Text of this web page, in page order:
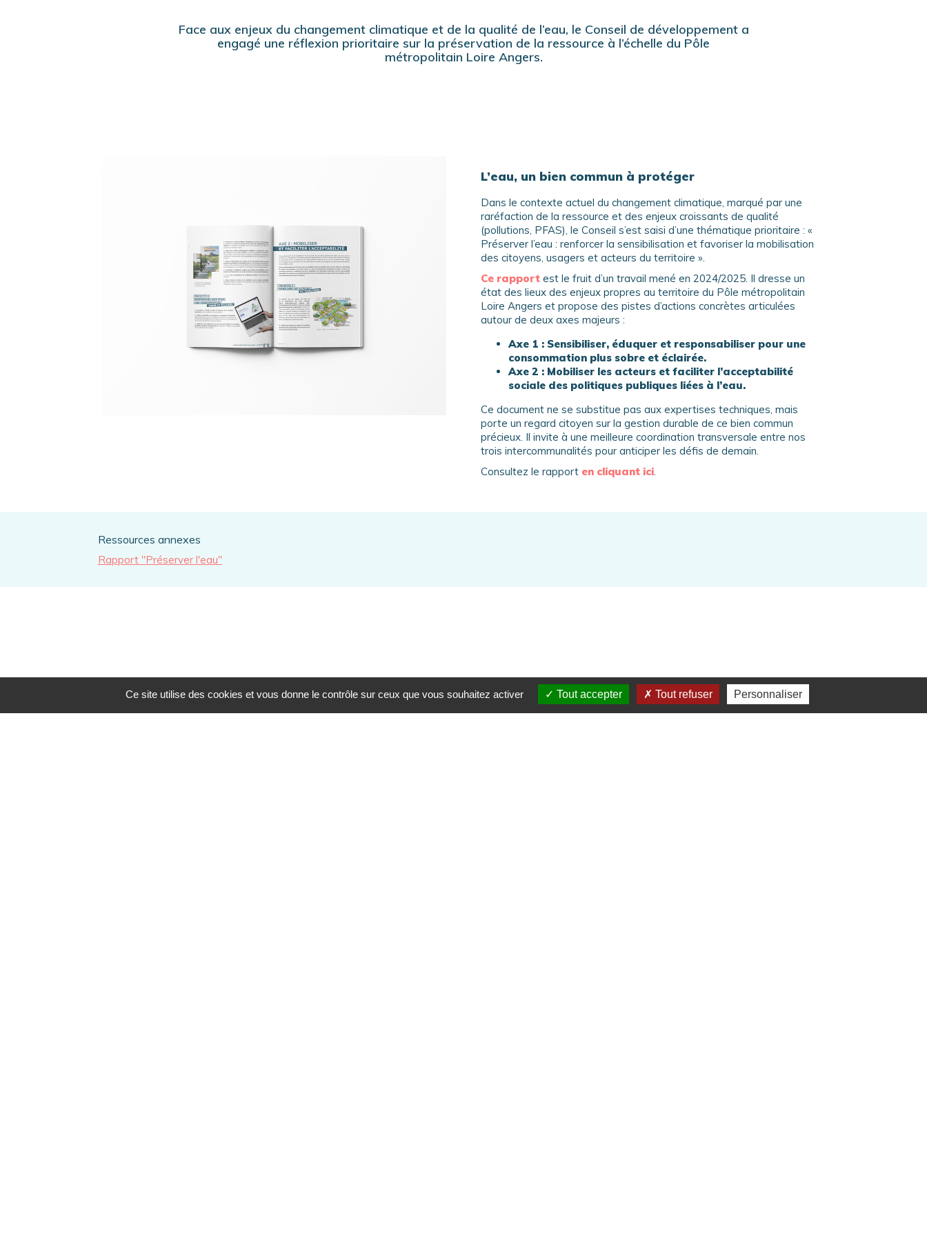
Face aux enjeux du changement climatique et de la qualité de l’eau, le Conseil de développement a
engagé une réflexion prioritaire sur la préservation de la ressource à l’échelle du Pôle
métropolitain Loire Angers.
L’eau, un bien commun à protéger
Dans le contexte actuel du changement climatique, marqué par une
raréfaction de la ressource et des enjeux croissants de qualité
(pollutions, PFAS), le Conseil s’est saisi d’une thématique prioritaire : «
Préserver l’eau : renforcer la sensibilisation et favoriser la mobilisation
des citoyens, usagers et acteurs du territoire ».
Ce rapport est le fruit d’un travail mené en 2024/2025. Il dresse un
état des lieux des enjeux propres au territoire du Pôle métropolitain
Loire Angers et propose des pistes d’actions concrètes articulées
autour de deux axes majeurs :
Axe 1 : Sensibiliser, éduquer et responsabiliser pour une
consommation plus sobre et éclairée.
Axe 2 : Mobiliser les acteurs et faciliter l’acceptabilité
sociale des politiques publiques liées à l’eau.
Ce document ne se substitue pas aux expertises techniques, mais
porte un regard citoyen sur la gestion durable de ce bien commun
précieux. Il invite à une meilleure coordination transversale entre nos
trois intercommunalités pour anticiper les défis de demain.
Consultez le rapport en cliquant ici.
Ressources annexes
Rapport "Préserver l'eau"
Ce site utilise des cookies et vous donne le contrôle sur ceux que vous souhaitez activer Tout accepter Tout refuser Personnaliser